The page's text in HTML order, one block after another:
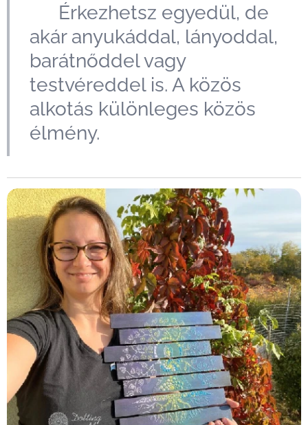
💛 Érkezhetsz egyedül, de
akár anyukáddal, lányoddal,
barátnőddel vagy
testvéreddel is. A közös
alkotás különleges közös
élmény.